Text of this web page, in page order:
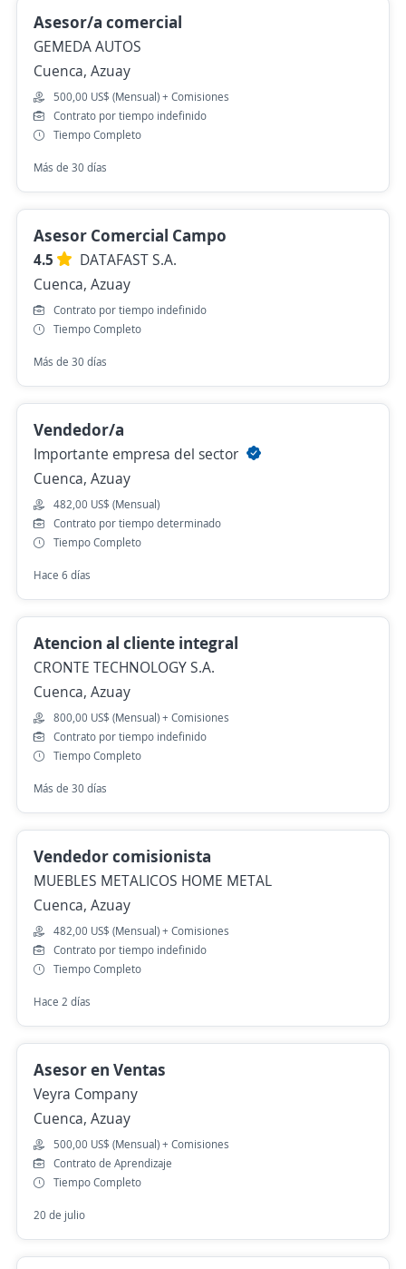
Asesor/a comercial
GEMEDA AUTOS
Cuenca, Azuay
500,00 US$ (Mensual) + Comisiones
Contrato por tiempo indefinido
Tiempo Completo
Más de 30 días
Asesor Comercial Campo
4.5
DATAFAST S.A.
Cuenca, Azuay
Contrato por tiempo indefinido
Tiempo Completo
Más de 30 días
Vendedor/a
Importante empresa del sector
Cuenca, Azuay
482,00 US$ (Mensual)
Contrato por tiempo determinado
Tiempo Completo
Hace 6 días
Atencion al cliente integral
CRONTE TECHNOLOGY S.A.
Cuenca, Azuay
800,00 US$ (Mensual) + Comisiones
Contrato por tiempo indefinido
Tiempo Completo
Más de 30 días
Vendedor comisionista
MUEBLES METALICOS HOME METAL
Cuenca, Azuay
482,00 US$ (Mensual) + Comisiones
Contrato por tiempo indefinido
Tiempo Completo
Hace 2 días
Asesor en Ventas
Veyra Company
Cuenca, Azuay
500,00 US$ (Mensual) + Comisiones
Contrato de Aprendizaje
Tiempo Completo
20 de julio